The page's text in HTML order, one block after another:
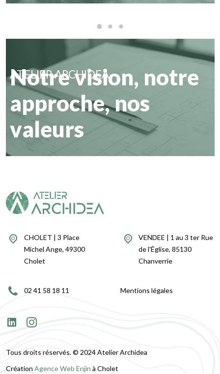
ATELIER ARCHIDEA
Notre vision, notre
approche, nos
valeurs
CHOLET | 3 Place
Michel Ange, 49300
Cholet
VENDEE | 1 au 3 ter Rue
de l'Église, 85130
Chanverrie
02 41 58 18 11 Mentions légales
Tous droits réservés. © 2024 Atelier Archidea
Création Agence Web Enjin à Cholet